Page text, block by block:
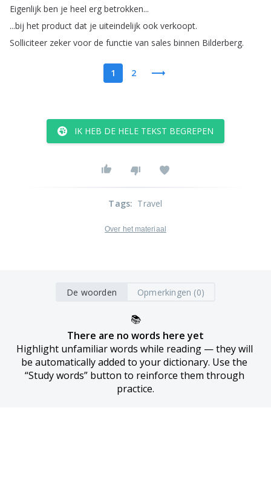
Eigenlijk ben je heel erg betrokken...
...bij het product dat je uiteindelijk ook verkoopt.
Solliciteer zeker voor de functie van sales binnen Bilderberg.
1 2
IK HEB DE HELE TEKST BEGREPEN
Tags: Travel
Over het materiaal
De woorden Opmerkingen (0)
📚
There are no words here yet
Highlight unfamiliar words while reading — they will
be automatically added to your dictionary. Use the
“Study words” button to reinforce them through
practice.